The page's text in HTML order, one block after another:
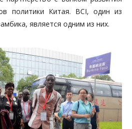
политики Китая. BCI, один из
является одним из них.